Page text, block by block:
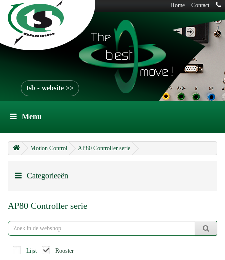
Home Contact
tsb - website >>
Menu
Motion Control AP80 Controller serie
Categorieeën
AP80 Controller serie
Lijst Rooster